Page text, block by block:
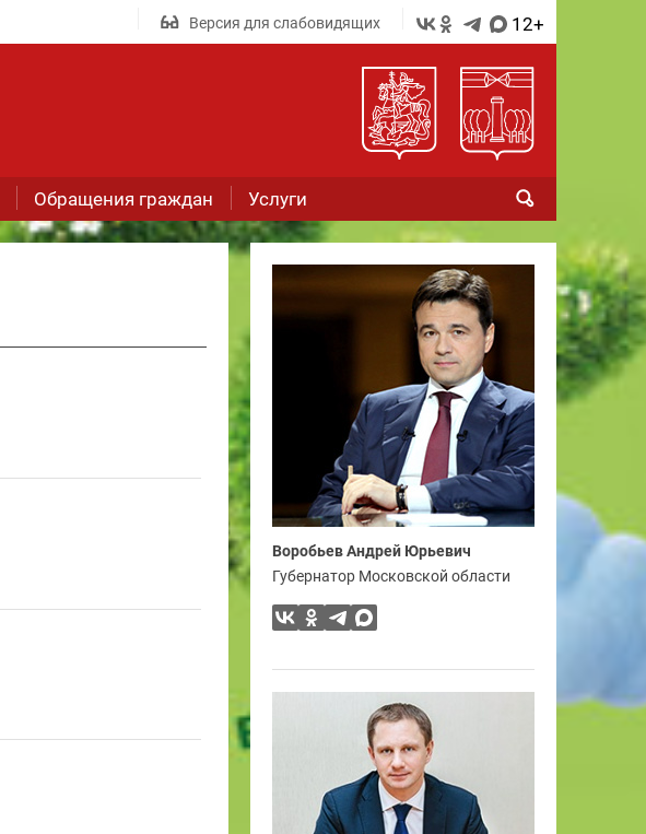
Версия для слабовидящих 12+
Обращения граждан Услуги
Воробьев Андрей Юрьевич
Губернатор Московской области